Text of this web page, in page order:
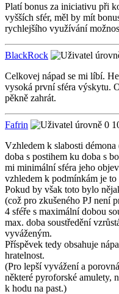
Platí bonus za iniciativu při
vyšších sfér, měl by mít
rychlejšího využívání
BlackRock
Celkovej nápad se mi líbí.
vysoká první sféra výskytu.
pěkně zahrát.
Fafrin
Vzhledem k slabosti
doba s postihem ku doba s
mi minimální sféra jeho
vzhledem k podmínkám je
Pokud by však toto bylo
(což pro zkušeného PJ není
4 sféře s maximální dobou
max. doba soustředění
vyváženým.
Příspěvek tedy obsahuje
hratelnost.
(Pro lepší vyvážení a
některé pyroforské amulety,
k hodu na past.)